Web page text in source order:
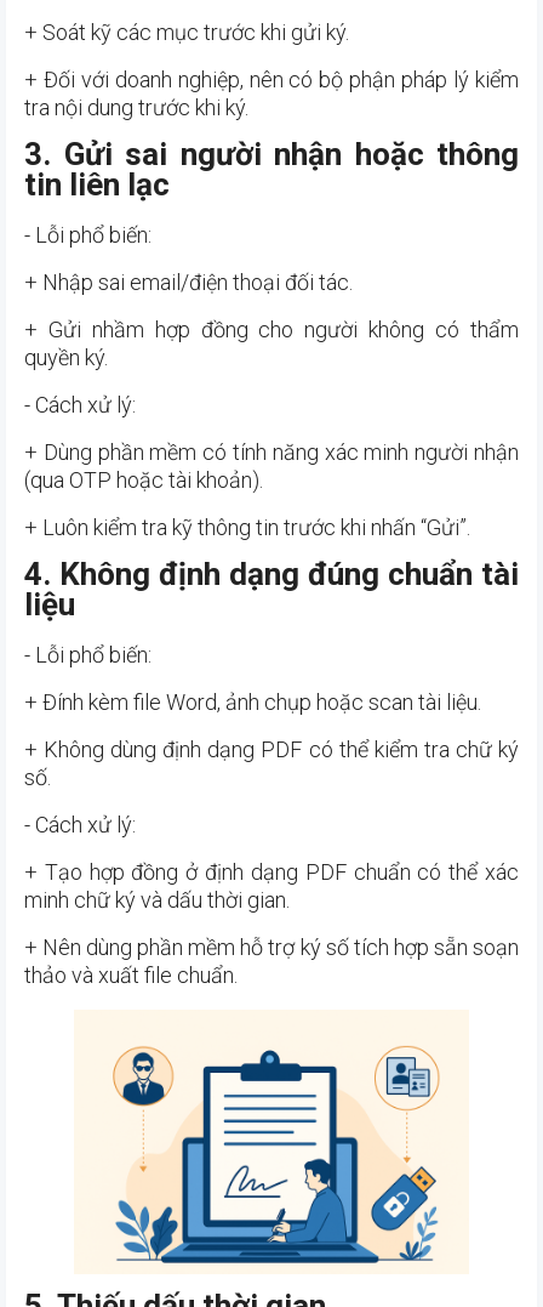
+ Soát kỹ các mục trước khi gửi ký.
+ Đối với doanh nghiệp, nên có bộ phận pháp lý kiểm
tra nội dung trước khi ký.
3. Gửi sai người nhận hoặc thông
tin liên lạc
- Lỗi phổ biến:
+ Nhập sai email/điện thoại đối tác.
+ Gửi nhầm hợp đồng cho người không có thẩm
quyền ký.
- Cách xử lý:
+ Dùng phần mềm có tính năng xác minh người nhận
(qua OTP hoặc tài khoản).
+ Luôn kiểm tra kỹ thông tin trước khi nhấn “Gửi”.
4. Không định dạng đúng chuẩn tài
liệu
- Lỗi phổ biến:
+ Đính kèm file Word, ảnh chụp hoặc scan tài liệu.
+ Không dùng định dạng PDF có thể kiểm tra chữ ký
số.
- Cách xử lý:
+ Tạo hợp đồng ở định dạng PDF chuẩn có thể xác
minh chữ ký và dấu thời gian.
+ Nên dùng phần mềm hỗ trợ ký số tích hợp sẵn soạn
thảo và xuất file chuẩn.